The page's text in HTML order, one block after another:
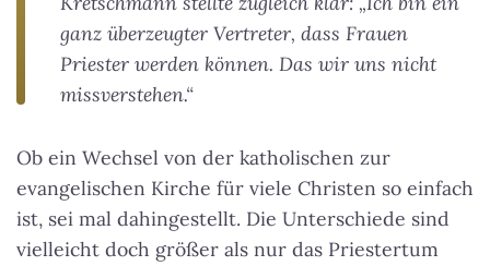
ganz überzeugter Vertreter, dass Frauen
Priester werden können. Das wir uns nicht
missverstehen.“
Ob ein Wechsel von der katholischen zur
evangelischen Kirche für viele Christen so einfach
ist, sei mal dahingestellt. Die Unterschiede sind
vielleicht doch größer als nur das Priestertum